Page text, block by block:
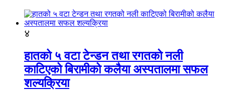
४
हातको ५ वटा टेन्डन तथा रगतको नली
काटिएको बिरामीको कलैया अस्पतालमा सफल
शल्यक्रिया